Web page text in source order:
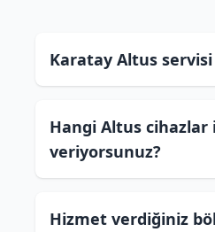
Karatay Altus
Hangi Altus
veriyorsunuz?
Hizmet verdiğiniz